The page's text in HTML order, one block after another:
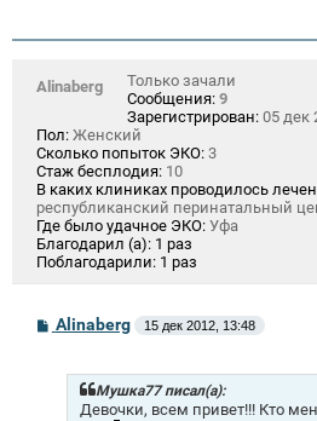
Alinaberg
Только зачали
Сообщения: 9
Зарегистрирован: 05 дек
Пол: Женский
Сколько попыток ЭКО: 3
Стаж бесплодия: 10
В каких клиниках проводилось
республиканский перинатальный
Где было удачное ЭКО: Уфа
Благодарил (а): 1 раз
Поблагодарили: 1 раз
С
о
Alinaberg 15 дек 2012, 13:48
Мушка77 писал(а):
Девочки, всем привет!!! Кто